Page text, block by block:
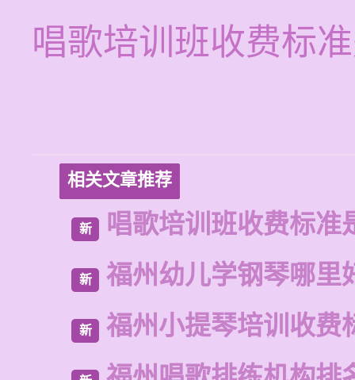
唱歌培训班收费标
相关文章推荐
新 唱歌培训班收费标准
新 福州幼儿学钢琴哪里
新 福州小提琴培训收费